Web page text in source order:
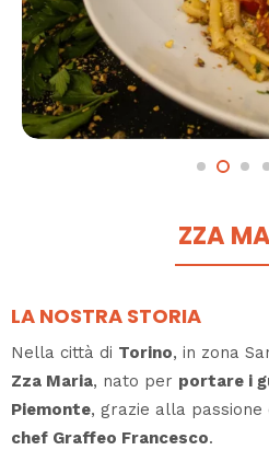
ZZA
LA NOSTRA STORIA
Nella città di Torino, in zona
Zza Maria, nato per portare i
Piemonte, grazie alla passione
chef Graffeo Francesco.